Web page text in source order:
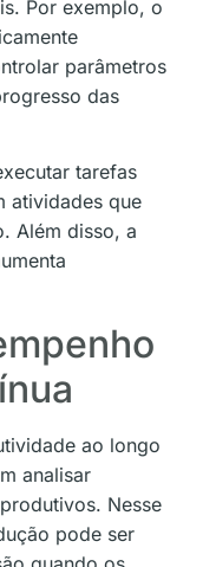
Por exemplo, o
parâmetros
das
tarefas
atividades que
Além disso, a
ao longo
analisar
Nesse
pode ser